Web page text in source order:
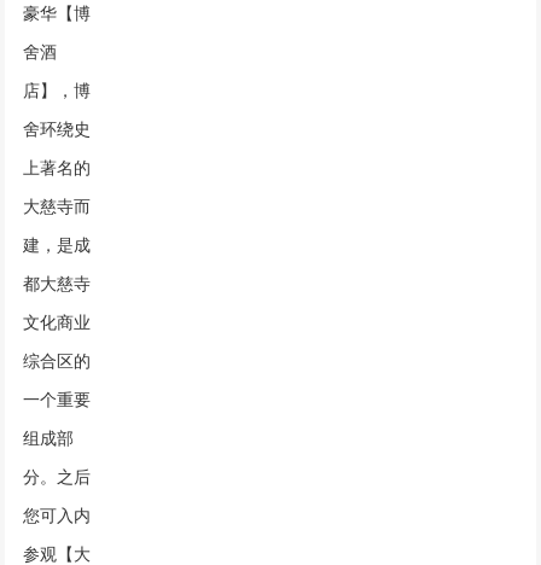
豪华【博
舍酒
店】，博
舍环绕史
上著名的
大慈寺而
建，是成
都大慈寺
文化商业
综合区的
一个重要
组成部
分。之后
您可入内
参观【大